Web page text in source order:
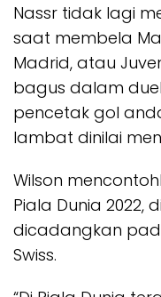
Nassr tidak lagi
saat membela
Madrid, atau
bagus dalam
pencetak gol
lambat dinilai
Wilson
Piala Dunia 2022,
dicadangkan
Swiss.